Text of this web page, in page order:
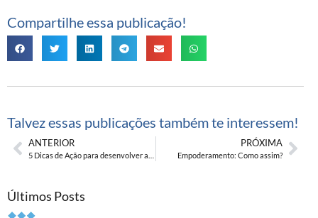
Compartilhe essa publicação!
Talvez essas publicações também te interessem!
ANTERIOR PRÓXIMA
Empoderamento: Como assim?
Últimos Posts